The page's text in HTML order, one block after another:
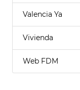
Valencia Ya
Vivienda
Web FDM